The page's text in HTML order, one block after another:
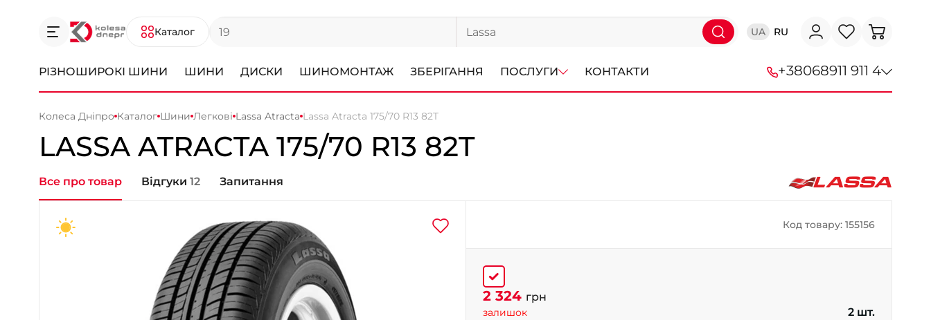
Каталог UA RU
РІЗНОШИРОКІ ШИНИ ШИНИ ДИСКИ ШИНОМОНТАЖ ЗБЕРІГАННЯ ПОСЛУГИ КОНТАКТИ +38068911 911 4
+38 (095) 276-44-44
Колеса Дніпро Каталог Шини Легкові Lassa Atracta Lassa Atracta 175/70 R13 82T
LASSA ATRACTA 175/70 R13 82T
Все про товар Відгуки 12 Запитання
Код товару: 155156
2 324 грн
залишок 2 шт.